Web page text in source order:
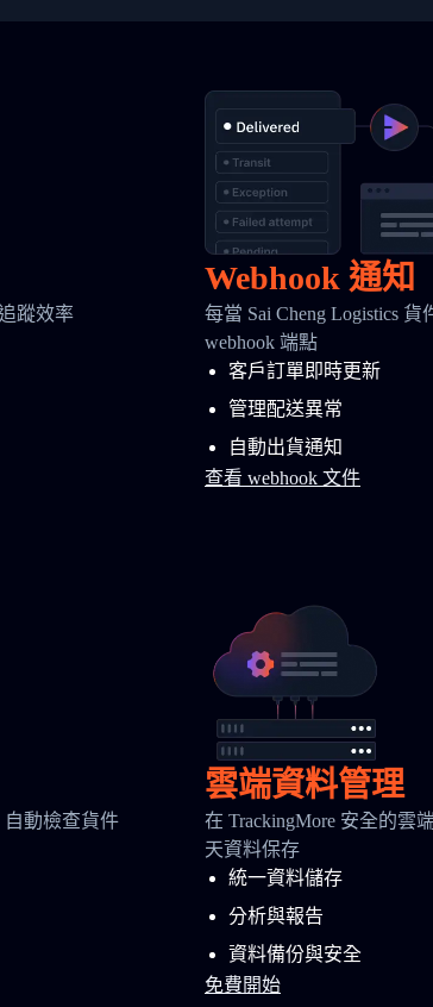
蹤效率
Webhook 通知
每當 Sai Cheng Logistics
webhook 端點
客戶訂單即時更新
管理配送異常
自動出貨通知
查看 webhook 文件
動檢查貨件
雲端資料管理
在 TrackingMore 安全的雲
天資料保存
統一資料儲存
分析與報告
資料備份與安全
免費開始